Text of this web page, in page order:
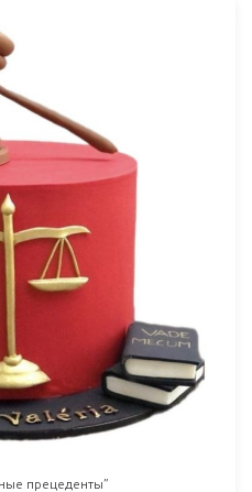
прецеденты”